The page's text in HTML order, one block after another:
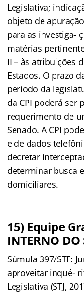
Legislativa;
objeto de
para as investiga-
matérias
II – às atribuições
Estados. O prazo
período da
da CPI poderá ser
requerimento de
Senado. A CPI
e de dados
decretar
determinar busca
domiciliares.
15) Equipe
INTERNO DO
Súmula 397/STF:
aproveitar inqué-
Legislativa (STJ,